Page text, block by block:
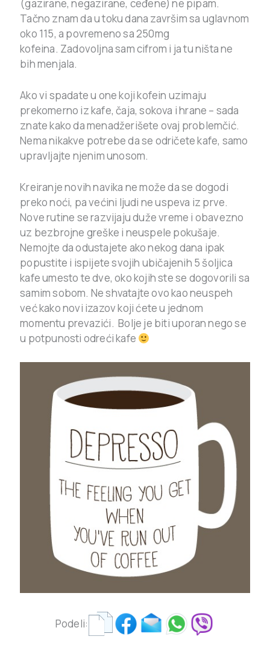
(gazirane, negazirane, ceđene) ne pipam.
Tačno znam da u toku dana završim sa uglavnom
oko 115, a povremeno sa 250mg
kofeina. Zadovoljna sam cifrom i ja tu ništa ne
bih menjala.
Ako vi spadate u one koji kofein uzimaju
prekomerno iz kafe, čaja, sokova i hrane – sada
znate kako da menadžerišete ovaj problemčić.
Nema nikakve potrebe da se odričete kafe, samo
upravljajte njenim unosom.
Kreiranje novih navika ne može da se dogodi
preko noći, pa većini ljudi ne uspeva iz prve.
Nove rutine se razvijaju duže vreme i obavezno
uz bezbrojne greške i neuspele pokušaje.
Nemojte da odustajete ako nekog dana ipak
popustite i ispijete svojih ubičajenih 5 šoljica
kafe umesto te dve, oko kojih ste se dogovorili sa
samim sobom. Ne shvatajte ovo kao neuspeh
već kako novi izazov koji ćete u jednom
momentu prevazići. Bolje je biti uporan nego se
u potpunosti odreći kafe
Podeli: